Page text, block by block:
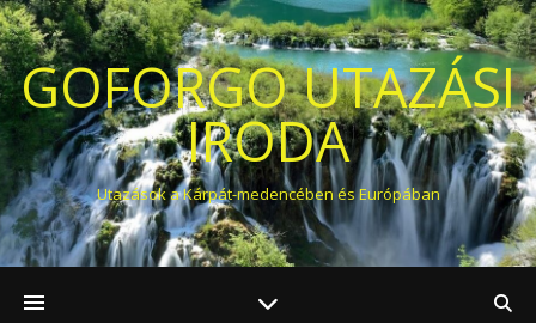
GOFORGO UTAZÁSI
IRODA
Utazások a Kárpát-medencében és Európában